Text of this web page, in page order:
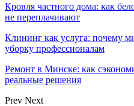
Кровля частного дома: как
не переплачивают
Клининг как услуга: почему
уборку профессионалам
Ремонт в Минске: как
реальные решения
Prev Next